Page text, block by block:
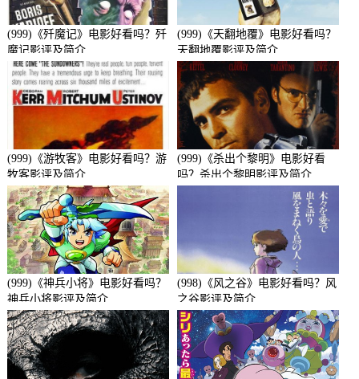
(999)《歼魔记》电影好看吗？歼
魔记影评及简介
(999)《天翻地覆》电影好看吗？
天翻地覆影评及简介
(999)《游牧客》电影好看吗？游
牧客影评及简介
(999)《杀出个黎明》电影好看
吗？杀出个黎明影评及简介
(999)《神兵小将》电影好看吗？
神兵小将影评及简介
(998)《风之谷》电影好看吗？风
之谷影评及简介